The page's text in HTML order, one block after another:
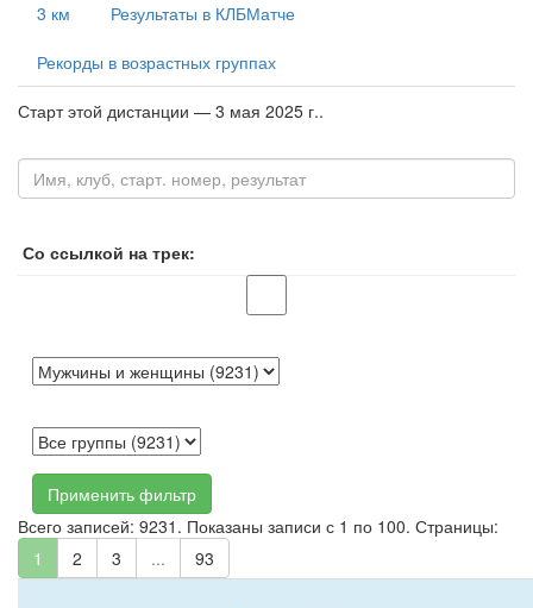
3 км Результаты в КЛБМатче
Рекорды в возрастных группах
Старт этой дистанции — 3 мая 2025 г..
Со ссылкой на трек:
Применить фильтр
Всего записей: 9231. Показаны записи с 1 по 100. Страницы:
1
2 3 ... 93